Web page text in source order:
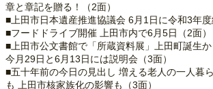
章と章記を贈る！（2面）
■上田市日本遺産推進協議会 6月1日に令和3年度
■フードドライブ開催 上田市内で6月5日（2面）
■上田市公文書館で「所蔵資料展」上田町誕生
今月29日と6月13日には説明会（3面）
■五十年前の今日の見出し 増える老人の一人暮
も 上田市核家族化の影響も（3面）